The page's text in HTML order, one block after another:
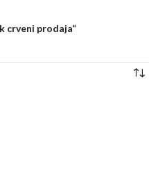
crveni prodaja“